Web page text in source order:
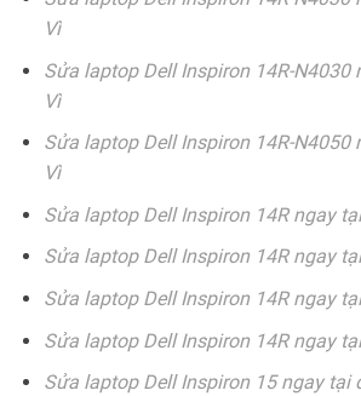
Vì
Sửa laptop Dell Inspiron 14R-N4030
Vì
Sửa laptop Dell Inspiron 14R-N4050
Vì
Sửa laptop Dell Inspiron 14R ngay
Sửa laptop Dell Inspiron 14R ngay
Sửa laptop Dell Inspiron 14R ngay
Sửa laptop Dell Inspiron 14R ngay
Sửa laptop Dell Inspiron 15 ngay tại